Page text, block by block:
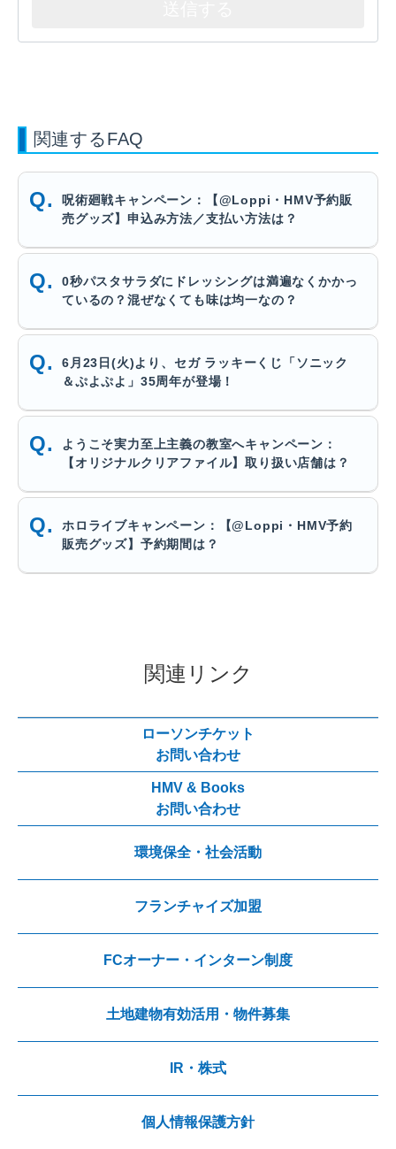
関連するFAQ
呪術廻戦キャンペーン：【@Loppi・HMV予約販
売グッズ】申込み方法／支払い方法は？
0秒パスタサラダにドレッシングは満遍なくかかっ
ているの？混ぜなくても味は均一なの？
6月23日(火)より、セガ ラッキーくじ「ソニック
＆ぷよぷよ」35周年が登場！
ようこそ実力至上主義の教室へキャンペーン：
【オリジナルクリアファイル】取り扱い店舗は？
ホロライブキャンペーン：【@Loppi・HMV予約
販売グッズ】予約期間は？
関連リンク
ローソンチケット
お問い合わせ
HMV & Books
お問い合わせ
環境保全・社会活動
フランチャイズ加盟
FCオーナー・インターン制度
土地建物有効活用・物件募集
IR・株式
個人情報保護方針